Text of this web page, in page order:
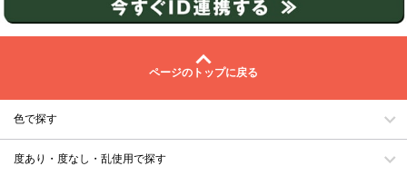
ページのトップに戻る
色で探す
度あり・度なし・乱使用で探す